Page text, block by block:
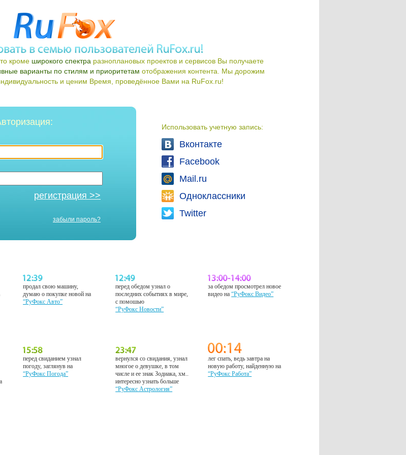
кроме широкого спектра разноплановых проектов и сервисов Вы получаете
варианты по стилям и приоритетам отображения контента. Мы дорожим
и ценим Время, проведённое Вами на RuFox.ru!
Использовать учетную запись:
Вконтакте
Facebook
Mail.ru
Одноклассники
Twitter
регистрация >>
забыли пароль?
продал свою машину,
думаю о покупке новой на
“РуФокс Авто”
перед обедом узнал о
последних событиях в мире,
с помошью
“РуФокс Новости”
за обедом просмотрел новое
видео на“РуФокс Видео”
перед свиданием узнал
погоду, заглянув на
“РуФокс Погода”
вернулся со свидания, узнал
многое о девушке, в том
числе и ее знак Зодиака, хм..
интересно узнать больше
“РуФокс Астрология”
лег спать, ведь завтра на
новую работу, найденную на
“РуФокс Работа”